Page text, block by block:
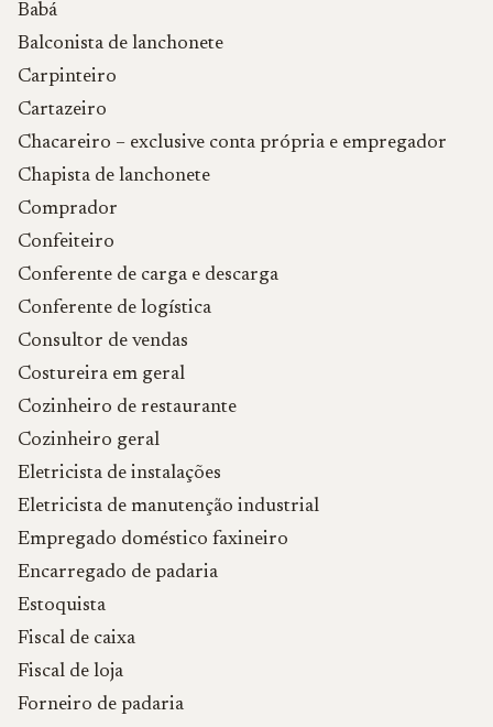
Babá
Balconista de lanchonete
Carpinteiro
Cartazeiro
Chacareiro – exclusive conta própria e empregador
Chapista de lanchonete
Comprador
Confeiteiro
Conferente de carga e descarga
Conferente de logística
Consultor de vendas
Costureira em geral
Cozinheiro de restaurante
Cozinheiro geral
Eletricista de instalações
Eletricista de manutenção industrial
Empregado doméstico faxineiro
Encarregado de padaria
Estoquista
Fiscal de caixa
Fiscal de loja
Forneiro de padaria